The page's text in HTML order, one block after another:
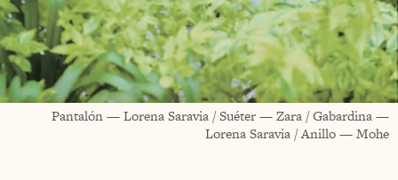
Pantalón — Lorena Saravia / Suéter — Zara / Gabardina —
Lorena Saravia / Anillo — Mohe